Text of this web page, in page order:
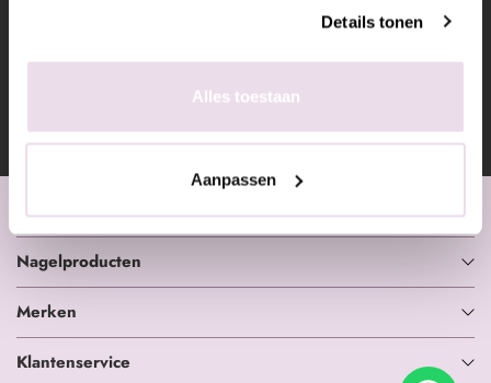
Details tonen
Alles toestaan
Aanpassen
9.4/ 10
Nagelinkoop.nl
Nagelproducten
Merken
Klantenservice